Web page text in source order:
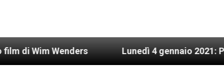
Wenders Lunedì 4 gennaio 2021: Possesso